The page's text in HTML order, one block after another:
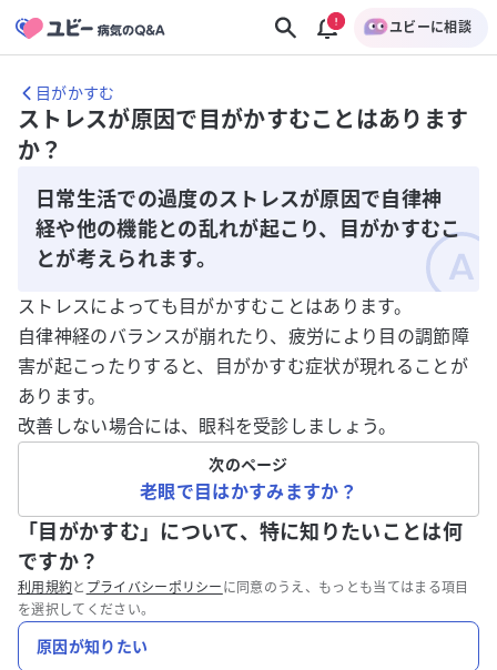
ユビーに相談
目がかすむ
ストレスが原因で目がかすむことはあります
か？
日常生活での過度のストレスが原因で自律神
経や他の機能との乱れが起こり、目がかすむこ
とが考えられます。
ストレスによっても目がかすむことはあります。
自律神経のバランスが崩れたり、疲労により目の調節障
害が起こったりすると、目がかすむ症状が現れることが
あります。
改善しない場合には、眼科を受診しましょう。
次のページ
老眼で目はかすみますか？
「目がかすむ」について、特に知りたいことは何
ですか？
利用規約と プライバシーポリシー に同意のうえ、もっとも当てはまる項目
を選択してください。
原因が知りたい